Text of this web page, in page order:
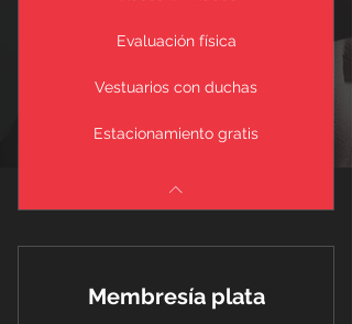
Evaluación física
Vestuarios con duchas
Estacionamiento gratis
Membresía plata